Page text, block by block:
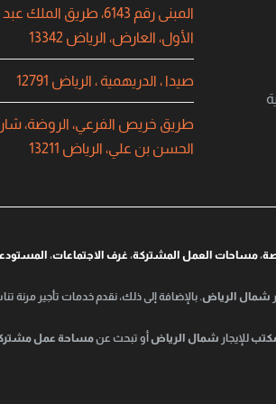
المبنى رقم 6143، طريق الملك
الأول، العارض، الرياض 13342
صيدا ، الدريهمية ، الرياض 12791
طريق خريص الفرعي، الروضة،
الحسن بن علي، الرياض 13211
،مساحات العمل المشتركة،غرف الاجتماعات،
شمال الرياض. بالإضافة إلى ذلك، نقدم خدمات تأجير مرنة
للإيجار شمال الرياض أو تبحث عنمساحة عمل